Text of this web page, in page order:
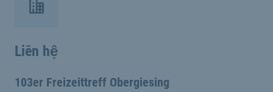
Liên hệ
103er Freizeittreff Obergiesing